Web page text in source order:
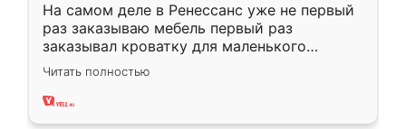
На самом деле в Ренессанс уже не первый
раз заказываю мебель первый раз
заказывал кроватку для маленького
ребёнка при его рождении ,во второй раз
заказал шкаф-купе. По качеству очень
хорошее сборка достаточно быстрая,
Читать полностью